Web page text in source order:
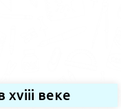
хviii веке